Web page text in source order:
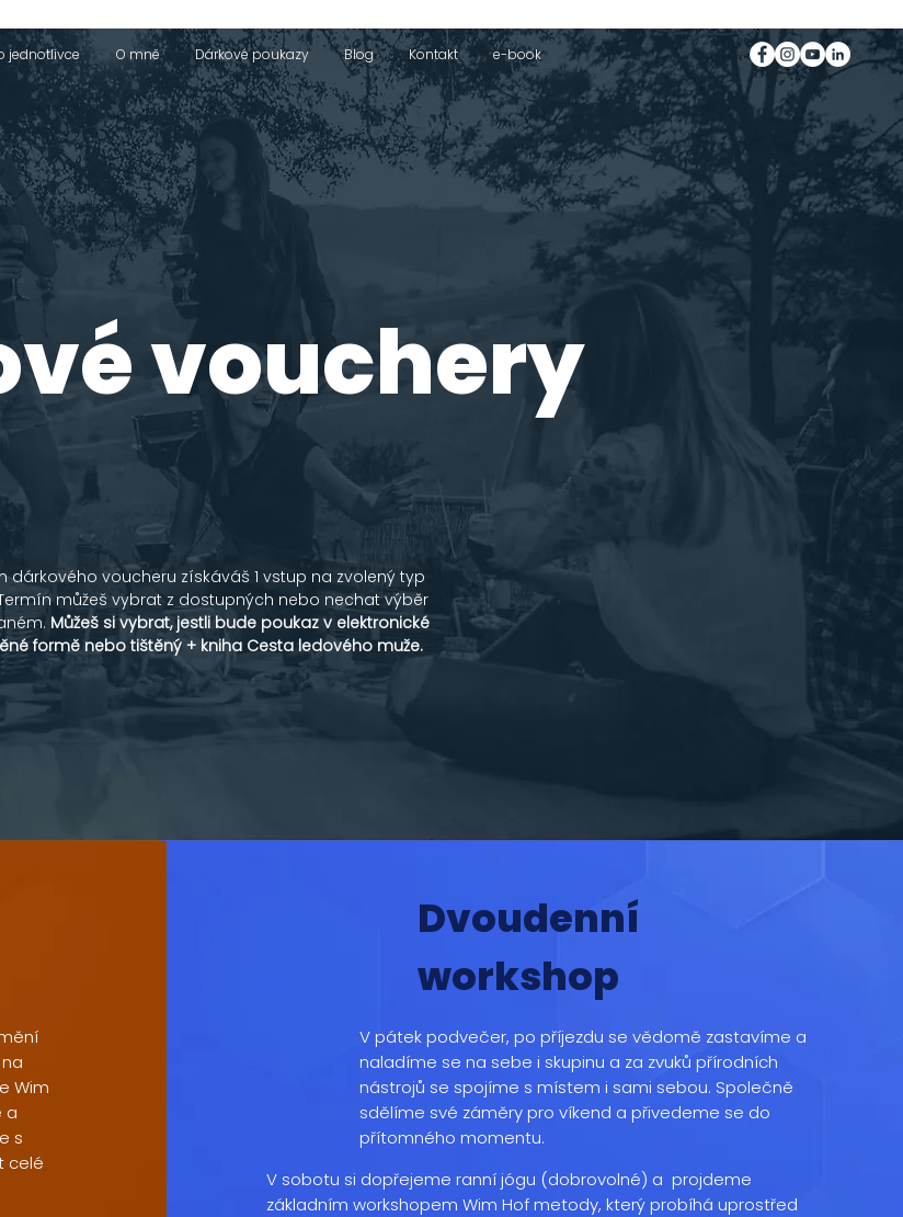
jednotlivce O mně Dárkové poukazy Blog Kontakt e-book
vouchery
dárkového voucheru získáváš 1 vstup na zvolený typ
můžeš vybrat z dostupných nebo nechat výběr
Můžeš si vybrat, jestli bude poukaz v elektronické
formě nebo tištěný + kniha Cesta ledového muže.
Wim
a
s
celé
Dvoudenní
workshop
V pátek podvečer, po příjezdu se vědomě zastavíme a
naladíme se na sebe i skupinu a za zvuků přírodních
nástrojů se spojíme s místem i sami sebou. Společně
sdělíme své záměry pro víkend a přivedeme se do
přítomného momentu.
V sobotu si dopřejeme ranní jógu (dobrovolné) a projdeme
základním workshopem Wim Hof metody, který probíhá uprostřed